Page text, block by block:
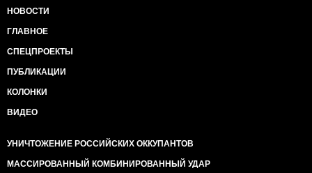
НОВОСТИ
ГЛАВНОЕ
СПЕЦПРОЕКТЫ
ПУБЛИКАЦИИ
КОЛОНКИ
ВИДЕО
УНИЧТОЖЕНИЕ РОССИЙСКИХ ОККУПАНТОВ
МАССИРОВАННЫЙ КОМБИНИРОВАННЫЙ УДАР